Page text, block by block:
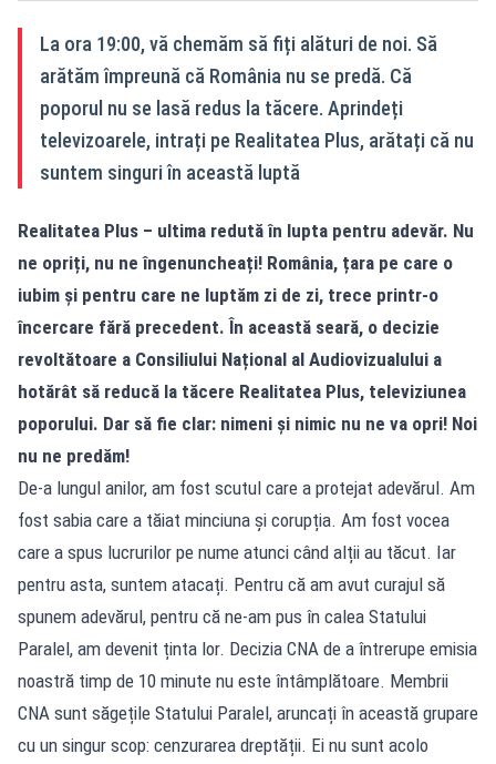
La ora 19:00, vă chemăm să fiți alături de noi. Să
arătăm împreună că România nu se predă. Că
poporul nu se lasă redus la tăcere. Aprindeți
televizoarele, intrați pe Realitatea Plus, arătați că nu
suntem singuri în această luptă
Realitatea Plus – ultima redută în lupta pentru adevăr. Nu
ne opriți, nu ne îngenuncheați! România, țara pe care o
iubim și pentru care ne luptăm zi de zi, trece printr-o
încercare fără precedent. În această seară, o decizie
revoltătoare a Consiliului Național al Audiovizualului a
hotărât să reducă la tăcere Realitatea Plus, televiziunea
poporului. Dar să fie clar: nimeni și nimic nu ne va opri! Noi
nu ne predăm!
De-a lungul anilor, am fost scutul care a protejat adevărul. Am
fost sabia care a tăiat minciuna și corupția. Am fost vocea
care a spus lucrurilor pe nume atunci când alții au tăcut. Iar
pentru asta, suntem atacați. Pentru că am avut curajul să
spunem adevărul, pentru că ne-am pus în calea Statului
Paralel, am devenit ținta lor. Decizia CNA de a întrerupe emisia
noastră timp de 10 minute nu este întâmplătoare. Membrii
CNA sunt săgețile Statului Paralel, aruncați în această grupare
cu un singur scop: cenzurarea dreptății. Ei nu sunt acolo